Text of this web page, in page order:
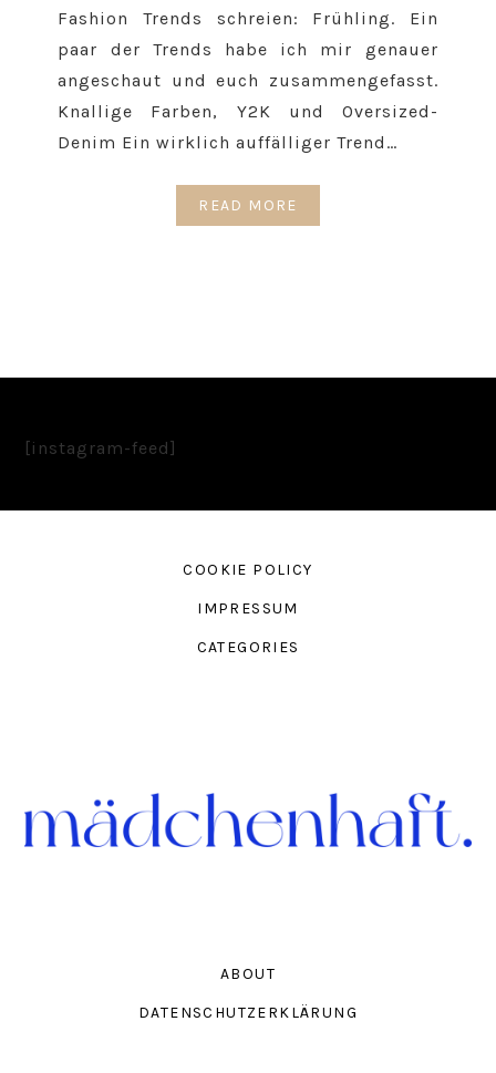
Fashion Trends schreien: Frühling. Ein
paar der Trends habe ich mir genauer
angeschaut und euch zusammengefasst.
Knallige Farben, Y2K und Oversized-
Denim Ein wirklich auffälliger Trend…
READ MORE
[instagram-feed]
COOKIE POLICY
IMPRESSUM
CATEGORIES
ABOUT
DATENSCHUTZERKLÄRUNG